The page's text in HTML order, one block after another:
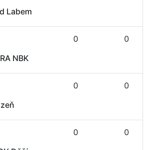
Labem
NBK
0 0
0 0
0 0